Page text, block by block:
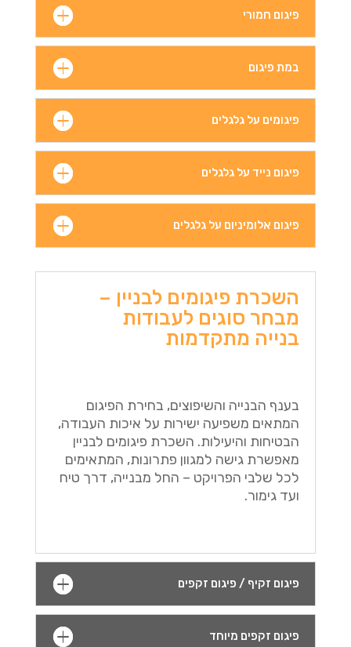
פיגום חמורי
במת פיגום
פיגומים על גלגלים
פיגום נייד על גלגלים
פיגום אלומיניום על גלגלים
השכרת פיגומים לבניין –
מבחר סוגים לעבודות
בנייה מתקדמות
בענף הבנייה והשיפוצים, בחירת הפיגום
המתאים משפיעה ישירות על איכות העבודה,
הבטיחות והיעילות. השכרת פיגומים לבניין
מאפשרת גישה למגוון פתרונות, המתאימים
לכל שלבי הפרויקט – החל מבנייה, דרך טיח
ועד גימור.
פיגום זקיף / פיגום זקפים
פיגום זקפים מיוחד